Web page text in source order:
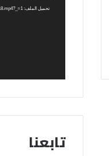
تحميل الملف: http://7areer.com/wp-content/uploads/2019/02/voda2018.mp4?_=1
تابعنا